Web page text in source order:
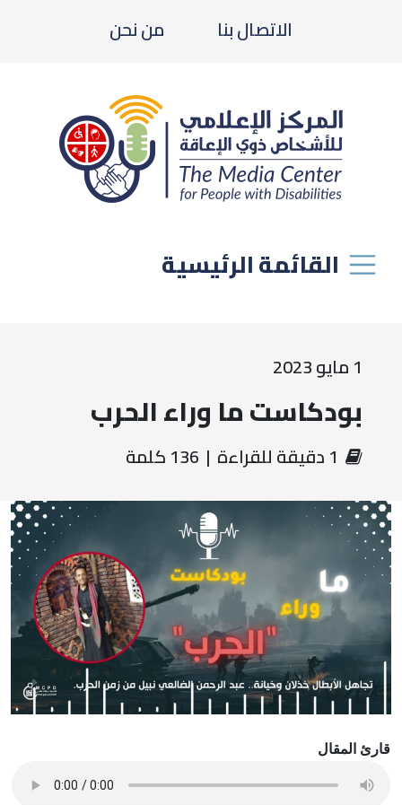
الاتصال بنا من نحن
القائمة الرئيسية
1 مايو 2023
بودكاست ما وراء الحرب
قارئ المقال